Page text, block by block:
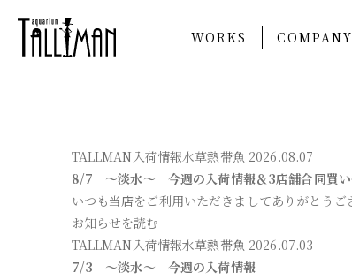
WORKS COMPANY
TALLMAN入荷情報水草熱帯魚 2026.08.07
8/7 ～淡水～ 今週の入荷情報＆3店舗合同買い
いつも当店をご利用いただきましてありがとう
お知らせを読む
TALLMAN入荷情報水草熱帯魚 2026.07.03
7/3 ～淡水～ 今週の入荷情報